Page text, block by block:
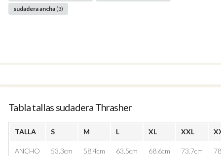
sudadera ancha (3)
Tabla tallas sudadera Thrasher
TALLA S M L XL XXL
ANCHO 53.3cm 58.4cm 63.5cm 68.6cm 73.7cm